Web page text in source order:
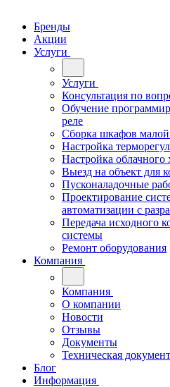
Бренды
Акции
Услуги
Услуги
Консультация по
Обучение
реле
Сборка шкафов малой
Настройка
Настройка
Выезд на объект для
Пусконаладочные
Проектирование
автоматизации с
Передача исходного
системы
Ремонт оборудования
Компания
Компания
О компании
Новости
Отзывы
Документы
Техническая
Блог
Информация